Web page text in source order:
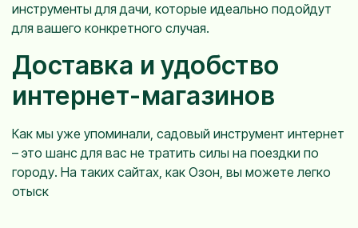
инструменты для дачи, которые идеально подойдут
для вашего конкретного случая.
Доставка и удобство
интернет-магазинов
Как мы уже упоминали, садовый инструмент интернет
– это шанс для вас не тратить силы на поездки по
городу. На таких сайтах, как Озон, вы можете легко
отыск